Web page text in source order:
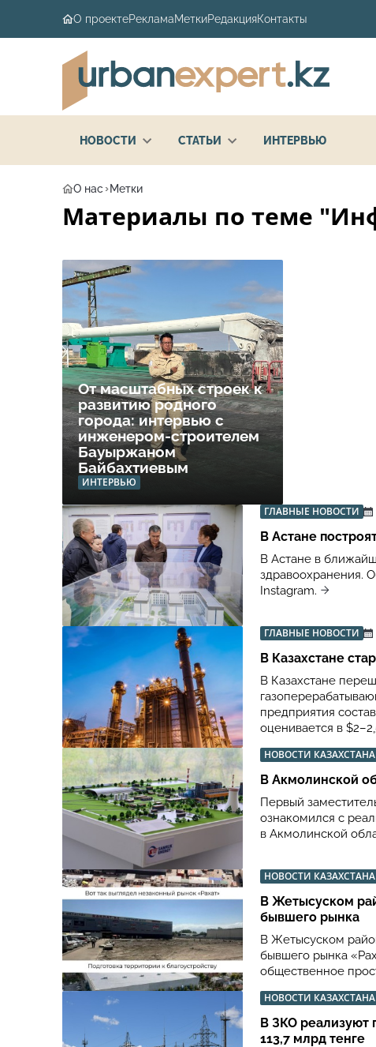
О проектеРекламаМеткиРедакцияКонтакты
НОВОСТИ СТАТЬИ ИНТЕРВЬЮ
О нас Метки
Материалы по теме
От масштабных строек к
развитию родного
города: интервью с
инженером-строителем
Бауыржаном
Байбахтиевым
ИНТЕРВЬЮ
ГЛАВНЫЕ НОВОСТИ
В Астане
В Астане в
здравоохранения.
Instagram.
ГЛАВНЫЕ НОВОСТИ
В Казахстане
В Казахстане
предприятия
оценивается в
НОВОСТИ КАЗАХСТАНА
В Акмолинской
Первый
ознакомился с
в Акмолинской
НОВОСТИ КАЗАХСТАНА
В Жетысуском
бывшего рынка
В Жетысуском
бывшего рынка
общественное
НОВОСТИ КАЗАХСТАНА
В ЗКО реализуют
113,7 млрд тенге